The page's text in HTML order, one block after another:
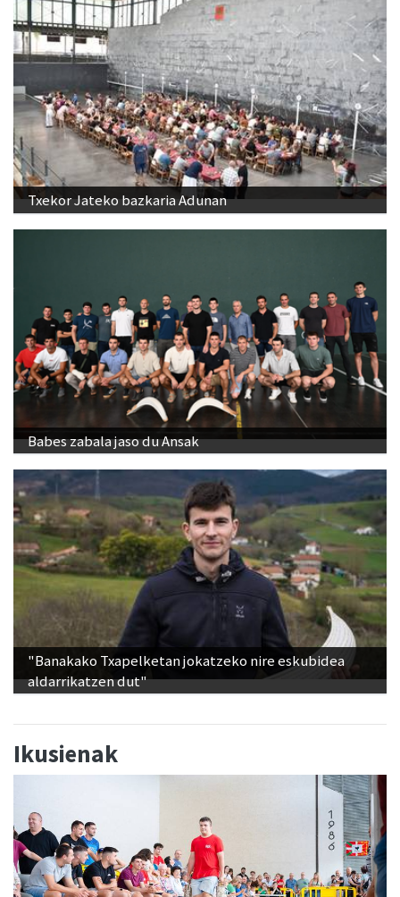
Txekor Jateko bazkaria Adunan
Babes zabala jaso du Ansak
"Banakako Txapelketan jokatzeko nire eskubidea
aldarrikatzen dut"
Ikusienak